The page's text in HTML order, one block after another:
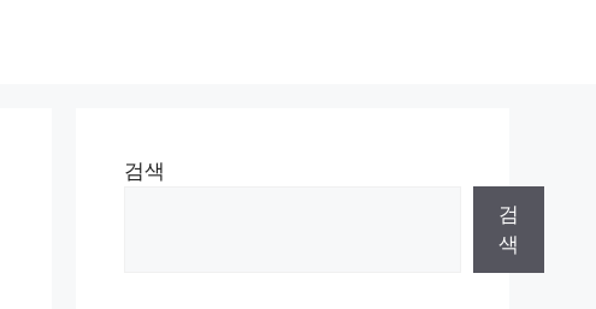
검색
검
색